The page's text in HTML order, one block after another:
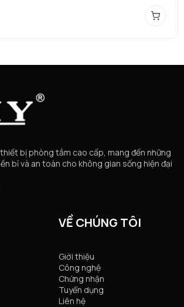
bị phòng tắm cao cấp, mang đến những
bỉ và an toàn cho không gian sống hiện đại
VỀ CHÚNG TÔI
Giới thiệu
Công nghệ
Chứng nhận
Tuyển dụng
Liên hệ